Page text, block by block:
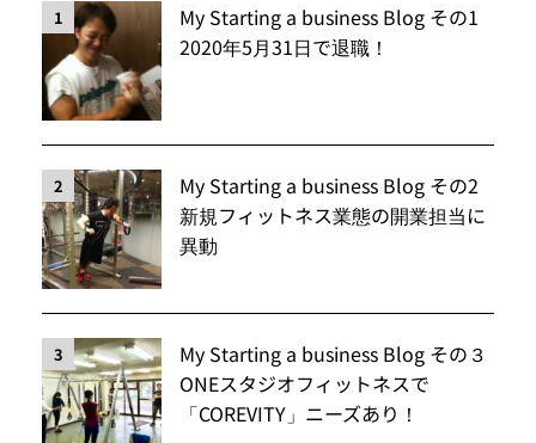
1
My Starting a business Blog その1
2020年5月31日で退職！
2
My Starting a business Blog その2
新規フィットネス業態の開業担当に
異動
3
My Starting a business Blog その３
ONEスタジオフィットネスで
「COREVITY」ニーズあり！